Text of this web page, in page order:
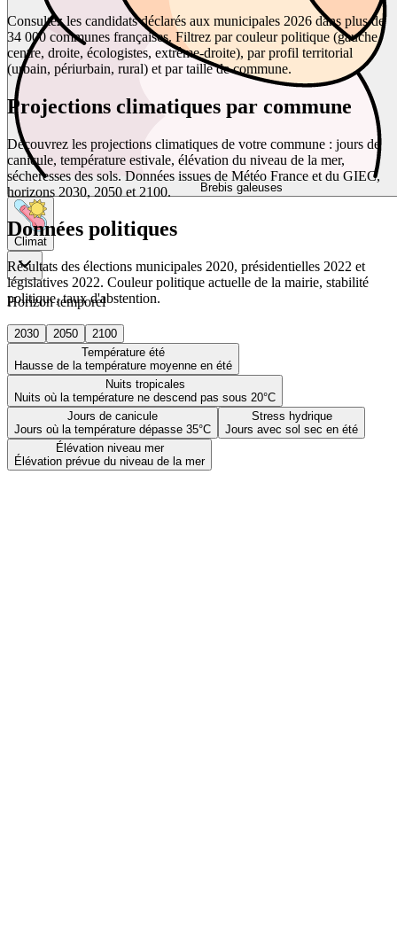
Brebis galeuses
Climat
Horizon temporel
2030 2050
2100
Température été
Hausse de la température moyenne en été
Nuits tropicales
Nuits où la température ne descend pas sous 20°C
Jours de canicule
Jours où la température dépasse 35°C
Stress hydrique
Jours avec sol sec en été
Élévation niveau mer
Élévation prévue du niveau de la mer
Consultez les candidats déclarés aux municipales 2026 dans plus de
34 000 communes françaises. Filtrez par couleur politique (gauche,
centre, droite, écologistes, extrême-droite), par profil territorial
(urbain, périurbain, rural) et par taille de commune.
Projections climatiques par commune
Découvrez les projections climatiques de votre commune : jours de
canicule, température estivale, élévation du niveau de la mer,
sécheresses des sols. Données issues de Météo France et du GIEC,
horizons 2030, 2050 et 2100.
Données politiques
Résultats des élections municipales 2020, présidentielles 2022 et
législatives 2022. Couleur politique actuelle de la mairie, stabilité
politique, taux d'abstention.